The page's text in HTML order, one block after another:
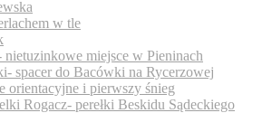
w tle
miejsce w Pieninach
spacer do Bacówki na Rycerzowej
orientacyjne i pierwszy śnieg
Rogacz- perełki Beskidu Sądeckiego